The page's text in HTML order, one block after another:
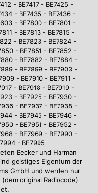
- BE7417 - BE7425 -
- BE7435 - BE7436 -
- BE7800 - BE7801 -
- BE7813 - BE7815 -
- BE7823 - BE7824 -
- BE7851 - BE7852 -
- BE7882 - BE7884 -
- BE7899 - BE7903 -
- BE7910 - BE7911 -
- BE7918 - BE7919 -
- BE7925 - BE7930 -
- BE7937 - BE7938 -
- BE7945 - BE7946 -
- BE7951 - BE7952 -
- BE7969 - BE7990 -
- BE7995
Becker und Harman
geistiges Eigentum der
GmbH und werden nur
original Radiocode)